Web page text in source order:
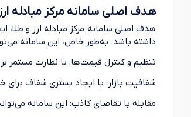
هدف اصلی سامانه مرکز مبادله
هدف اصلی سامانه مرکز مبادله ارز و
داشته باشد. به‌طور خاص، این سامانه
تنظیم و کنترل قیمت‌ها: با نظارت مستمر
شفافیت بازار: با ایجاد بستری شفاف برای
مقابله با تقاضای کاذب: این سامانه